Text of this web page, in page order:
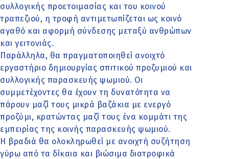
συλλογικής προετοιμασίας και του κοινού
τραπεζιού, η τροφή αντιμετωπίζεται ως κοινό
αγαθό και αφορμή σύνδεσης μεταξύ ανθρώπων
και γειτονιάς.
Παράλληλα, θα πραγματοποιηθεί ανοιχτό
εργαστήριο δημιουργίας σπιτικού προζυμιού και
συλλογικής παρασκευής ψωμιού. Οι
συμμετέχοντες θα έχουν τη δυνατότητα να
πάρουν μαζί τους μικρά βαζάκια με ενεργό
προζύμι, κρατώντας μαζί τους ένα κομμάτι της
εμπειρίας της κοινής παρασκευής ψωμιού.
Η βραδιά θα ολοκληρωθεί με ανοιχτή συζήτηση
γύρω από τα δίκαια και βιώσιμα διατροφικά